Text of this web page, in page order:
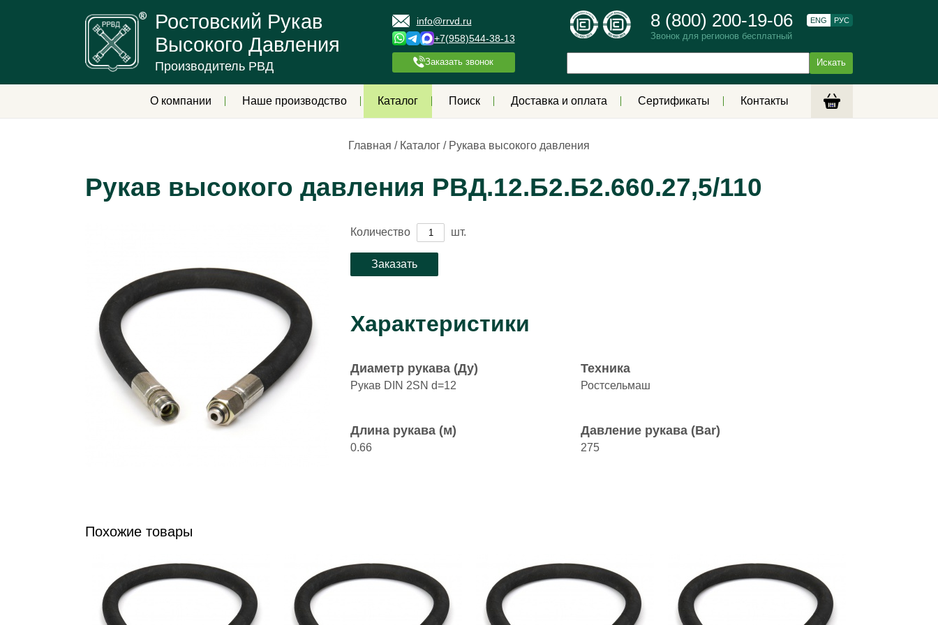
Ростовский Рукав
Высокого Давления
Производитель РВД
info@rrvd.ru
+7(958)544-38-13
Заказать звонок
8 (800) 200-19-06
Звонок для регионов бесплатный
ENG РУС
О компании Наше производство Каталог Поиск Доставка и оплата Сертификаты Контакты
Главная / Каталог / Рукава высокого давления
Рукав высокого давления РВД.12.Б2.Б2.660.27,5/110
Количество шт.
Характеристики
Диаметр рукава (Ду)
Рукав DIN 2SN d=12
Техника
Ростсельмаш
Длина рукава (м)
0.66
Давление рукава (Bar)
275
Похожие товары